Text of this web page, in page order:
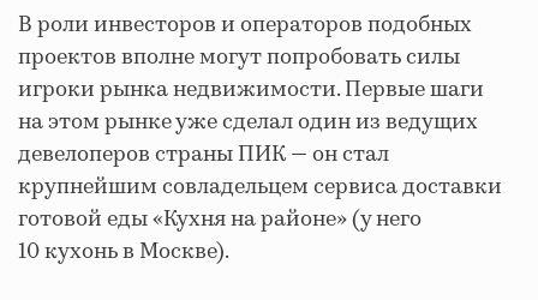
В роли инвесторов и операторов подобных
проектов вполне могут попробовать силы
игроки рынка недвижимости. Первые шаги
на этом рынке уже сделал один из ведущих
девелоперов страны ПИК — он стал
крупнейшим совладельцем сервиса доставки
готовой еды «Кухня на районе» (у него
10 кухонь в Москве).